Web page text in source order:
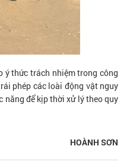
ý thức trách nhiệm trong công
phép các loài động vật nguy
năng để kịp thời xử lý theo quy
HOÀNH SƠN